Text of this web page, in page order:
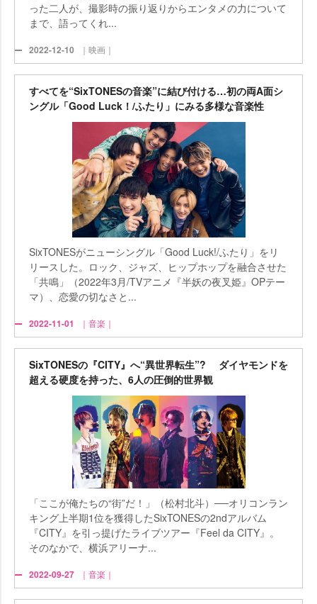
った二人が、撮影時の振り返りからエンタメの力について
まで、語ってくれ...
2022-12-10 ｜映画｜
すべてを“SixTONESの音楽”に結び付ける…初の両A面シ
ングル「Good Luck！/ふたり」にみる多様な音楽性
SixTONESがニューシングル「Good Luck!/ふたり」をリ
リースした。ロック、ジャズ、ヒップホップを融合させた
「共鳴」（2022年3月/TVアニメ『半妖の夜叉姫』OPテー
マ）、恋愛の切なさと...
2022-11-01 ｜音楽｜
SixTONESの『CITY』へ“異世界転生”? ダイヤモンドを
超える硬度を持った、6人の圧倒的世界観
「ここが俺たちの“街”だ！」（松村北斗）──オリコンラン
キング上半期1位を獲得したSixTONESの2ndアルバム
『CITY』を引っ提げたライブツアー『Feel da CITY』。
そのなかで、横浜アリーナ...
2022-09-27 ｜音楽｜